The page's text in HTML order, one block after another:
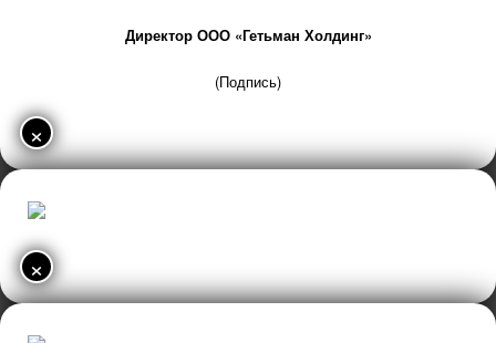
Директор ООО «Гетьман Холдинг»
(Подпись)
×
×